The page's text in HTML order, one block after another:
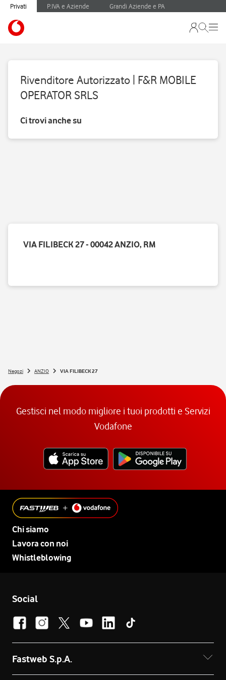
Privati P.IVA e Aziende Grandi Aziende e PA
Rivenditore Autorizzato | F&R MOBILE
OPERATOR SRLS
Ci trovi anche su
VIA FILIBECK 27 - 00042 ANZIO, RM
Negozi ANZIO VIA FILIBECK 27
Gestisci nel modo migliore i tuoi prodotti e Servizi
Vodafone
Chi siamo
Lavora con noi
Whistleblowing
Social
Fastweb S.p.A.